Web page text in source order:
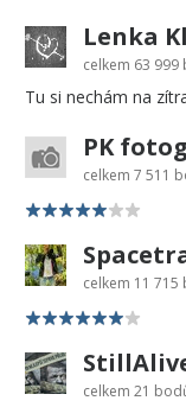
Lenka
celkem 63 999
Tu si nechám na
PK
celkem 7 511
celkem 11 715
celkem 21